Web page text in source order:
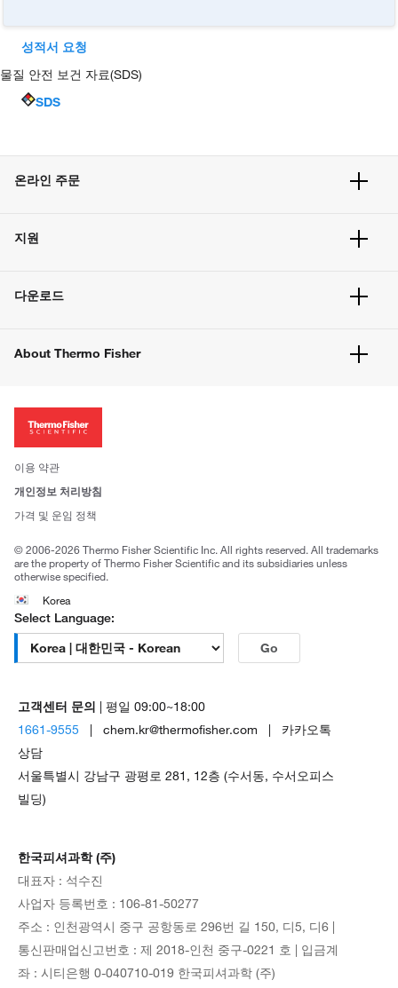
성적서 요청
물질 안전 보건 자료(SDS)
SDS
온라인 주문
주문 방법
벌크 주문
지원
고객 센터
웹사이트 개선사항
다운로드
About Thermo Fisher
투자자
사회적 책임
브랜드
이용 약관
개인정보 처리방침
가격 및 운임 정책
© 2006-2026 Thermo Fisher Scientific Inc. All rights reserved. All trademarks
are the property of Thermo Fisher Scientific and its subsidiaries unless
otherwise specified.
Korea
Select Language:
Go
고객센터 문의 | 평일 09:00~18:00
1661-9555 | chem.kr@thermofisher.com | 카카오톡
상담
서울특별시 강남구 광평로 281, 12층 (수서동, 수서오피스
빌딩)
한국피셔과학 (주)
대표자 : 석수진
사업자 등록번호 : 106-81-50277
주소 : 인천광역시 중구 공항동로 296번 길 150, 디5, 디6 |
통신판매업신고번호 : 제 2018-인천 중구-0221 호 | 입금계
좌 : 시티은행 0-040710-019 한국피셔과학 (주)